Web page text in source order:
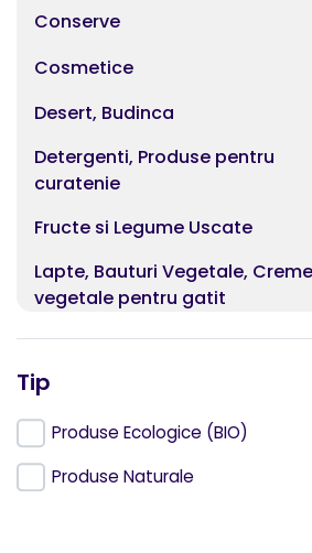
Conserve
Cosmetice
Desert, Budinca
Detergenti, Produse pentru
curatenie
Fructe si Legume Uscate
Lapte, Bauturi Vegetale, Creme
vegetale pentru gatit
Miere, Produse apicole
Musli, Fulgi din cereale
Mustar, Ketchup, Maioneza
Nutritie pentru sportivi
Tip
Produse Ecologice (BIO)
Produse Naturale